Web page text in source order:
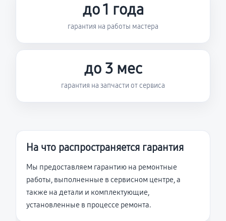
до 1 года
гарантия на работы мастера
до 3 мес
гарантия на запчасти от сервиса
На что распространяется гарантия
Мы предоставляем гарантию на ремонтные
работы, выполненные в сервисном центре, а
также на детали и комплектующие,
установленные в процессе ремонта.